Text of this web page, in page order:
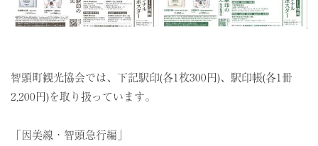
智頭町観光協会では、下記駅印(各1枚300円)、駅印帳(各1冊
2,200円)を取り扱っています。
「因美線・智頭急行編」